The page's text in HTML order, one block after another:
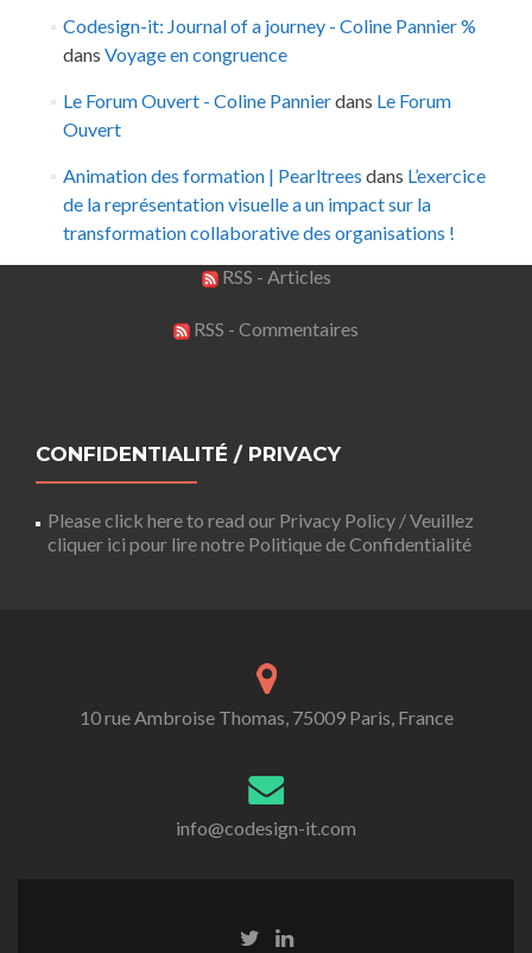
Codesign-it: Journal of a journey - Coline Pannier %
dans Voyage en congruence
Le Forum Ouvert - Coline Pannierdans Le Forum
Ouvert
Animation des formation | Pearltrees dans L’exercice
de la représentation visuelle a un impact sur la
transformation collaborative des organisations !
RSS - Articles
RSS - Commentaires
CONFIDENTIALITÉ / PRIVACY
Please click here to read our Privacy Policy / Veuillez
cliquer ici pour lire notre Politique de Confidentialité
10 rue Ambroise Thomas, 75009 Paris, France
info@codesign-it.com